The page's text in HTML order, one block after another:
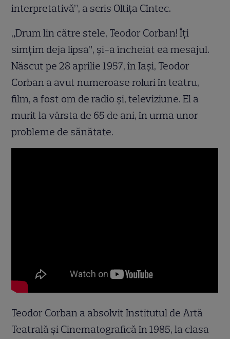
interpretativă”, a scris Oltiţa Cîntec.
„Drum lin către stele, Teodor Corban! Îți
simțim deja lipsa”, și-a încheiat ea mesajul.
Născut pe 28 aprilie 1957, în Iași, Teodor
Corban a avut numeroase roluri în teatru,
film, a fost om de radio și, televiziune. El a
murit la vârsta de 65 de ani, în urma unor
probleme de sănătate.
Teodor Corban a absolvit Institutul de Artă
Teatrală şi Cinematografică în 1985, la clasa